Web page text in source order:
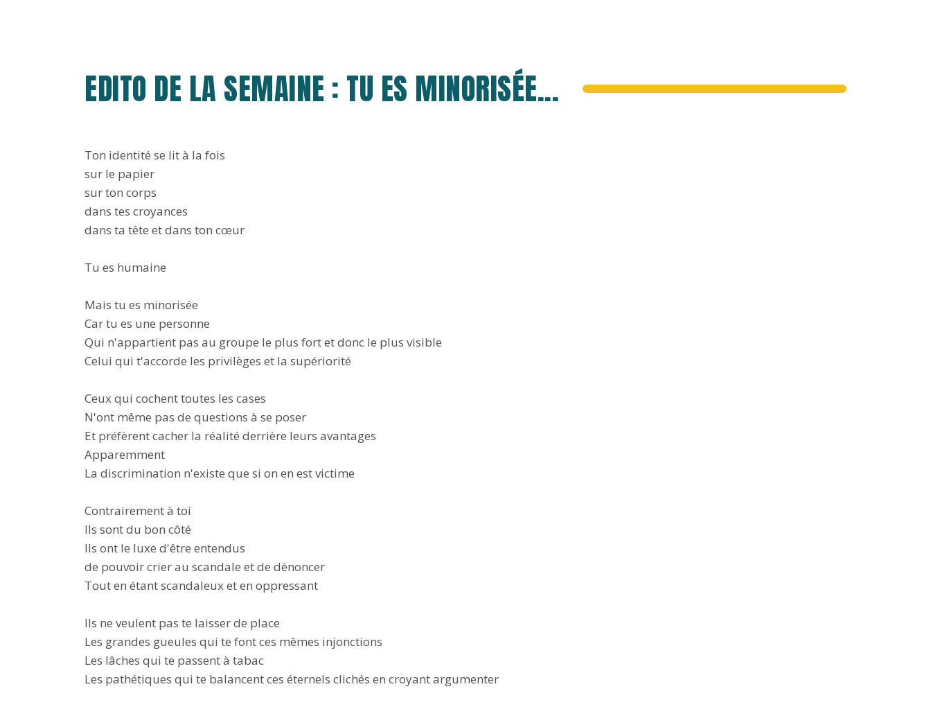
EDITO DE LA SEMAINE : TU ES MINORISÉE...
Ton identité se lit à la fois
sur le papier
sur ton corps
dans tes croyances
dans ta tête et dans ton cœur
Tu es humaine
Mais tu es minorisée
Car tu es une personne
Qui n'appartient pas au groupe le plus fort et donc le plus visible
Celui qui t'accorde les privilèges et la supériorité
Ceux qui cochent toutes les cases
N'ont même pas de questions à se poser
Et préfèrent cacher la réalité derrière leurs avantages
Apparemment
La discrimination n'existe que si on en est victime
Contrairement à toi
Ils sont du bon côté
Ils ont le luxe d'être entendus
de pouvoir crier au scandale et de dénoncer
Tout en étant scandaleux et en oppressant
Ils ne veulent pas te laisser de place
Les grandes gueules qui te font ces mêmes injonctions
Les lâches qui te passent à tabac
Les pathétiques qui te balancent ces éternels clichés en croyant argumenter